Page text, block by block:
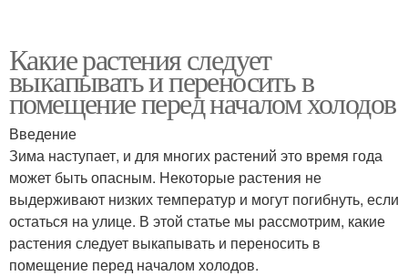
Какие растения следует
выкапывать и переносить в
помещение перед началом холодов
Введение
Зима наступает, и для многих растений это время года
может быть опасным. Некоторые растения не
выдерживают низких температур и могут погибнуть, если
остаться на улице. В этой статье мы рассмотрим, какие
растения следует выкапывать и переносить в
помещение перед началом холодов.